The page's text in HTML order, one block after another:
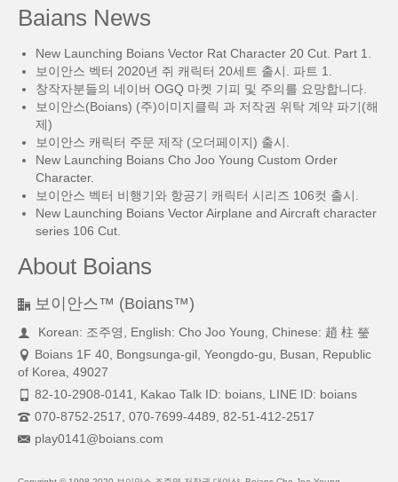
Baians News
New Launching Boians Vector Rat Character 20 Cut. Part 1.
보이안스 벡터 2020년 쥐 캐릭터 20세트 출시. 파트 1.
창작자분들의 네이버 OGQ 마켓 기피 및 주의를 요망합니다.
보이안스(Boians) (주)이미지클릭 과 저작권 위탁 계약 파기(해
제)
보이안스 캐릭터 주문 제작 (오더페이지) 출시.
New Launching Boians Cho Joo Young Custom Order
Character.
보이안스 벡터 비행기와 항공기 캐릭터 시리즈 106컷 출시.
New Launching Boians Vector Airplane and Aircraft character
series 106 Cut.
About Boians
보이안스™ (Boians™)
Korean: 조주영, English: Cho Joo Young, Chinese: 趙 柱 瑩
Boians 1F 40, Bongsunga-gil, Yeongdo-gu, Busan, Republic
of Korea, 49027
82-10-2908-0141, Kakao Talk ID: boians, LINE ID: boians
070-8752-2517, 070-7699-4489, 82-51-412-2517
play0141@boians.com